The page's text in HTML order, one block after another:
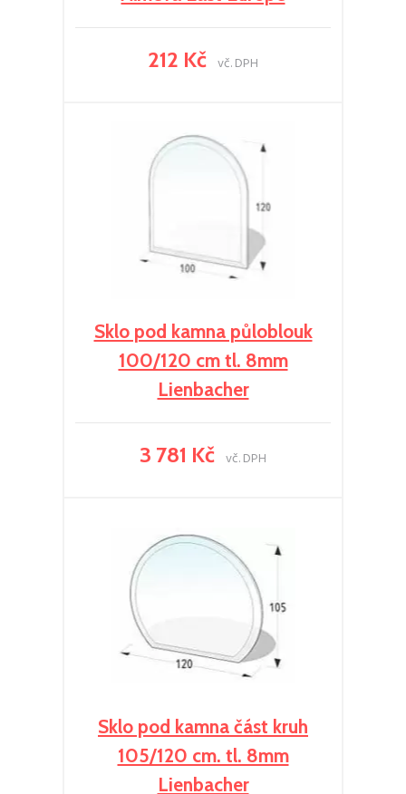
212 Kč vč. DPH
Sklo pod kamna půloblouk
100/120 cm tl. 8mm
Lienbacher
3 781 Kč vč. DPH
Sklo pod kamna část kruh
105/120 cm. tl. 8mm
Lienbacher